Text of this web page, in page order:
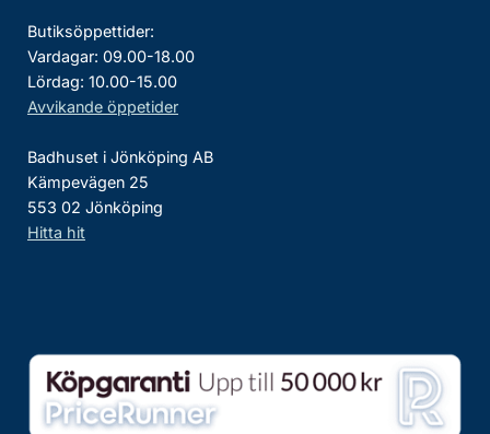
Butiksöppettider:
Vardagar: 09.00-18.00
Lördag: 10.00-15.00
Avvikande öppetider
Badhuset i Jönköping AB
Kämpevägen 25
553 02 Jönköping
Hitta hit